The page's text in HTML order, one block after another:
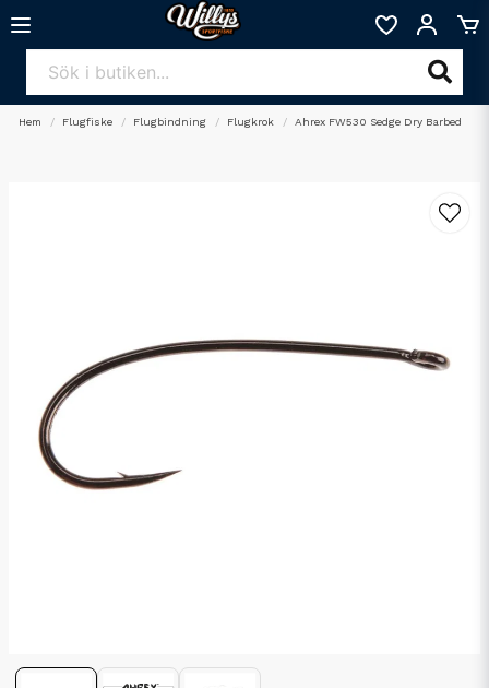
Hem Flugfiske Flugbindning Flugkrok Ahrex FW530 Sedge Dry Barbed